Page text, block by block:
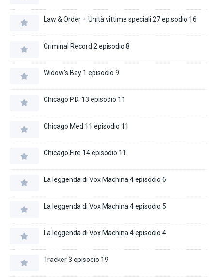
Law & Order – Unità vittime speciali 27 episodio 16
Criminal Record 2 episodio 8
Widow’s Bay 1 episodio 9
Chicago P.D. 13 episodio 11
Chicago Med 11 episodio 11
Chicago Fire 14 episodio 11
La leggenda di Vox Machina 4 episodio 6
La leggenda di Vox Machina 4 episodio 5
La leggenda di Vox Machina 4 episodio 4
Tracker 3 episodio 19